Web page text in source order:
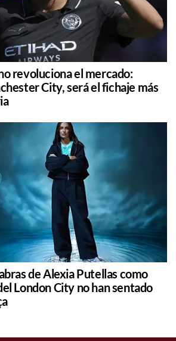
revoluciona el mercado:
City, será el fichaje más
de Alexia Putellas como
London City no han sentado